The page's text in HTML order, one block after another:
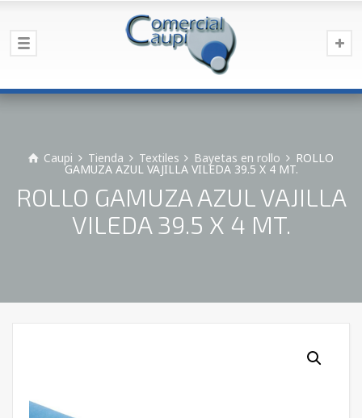
Caupi Tienda Textiles Bayetas en rollo ROLLO
GAMUZA AZUL VAJILLA VILEDA 39.5 X 4 MT.
ROLLO GAMUZA AZUL VAJILLA
VILEDA 39.5 X 4 MT.